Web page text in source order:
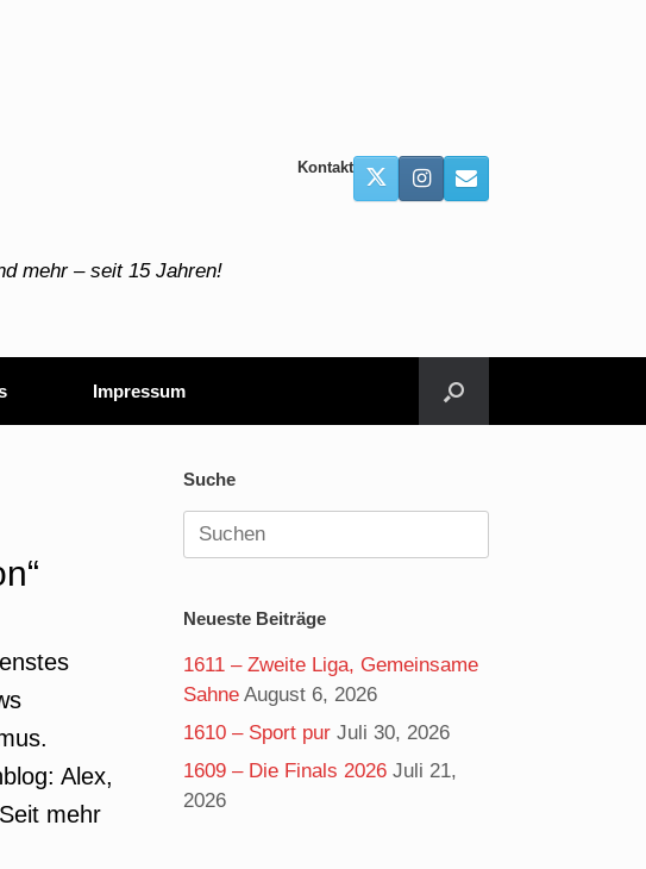
mehr – seit 15 Jahren!
Kontakt
Impressum
Alex,
mehr
Suche
Suchen
nach:
Neueste Beiträge
1611 – Zweite Liga, Gemeinsame
Sahne August 6, 2026
1610 – Sport pur Juli 30, 2026
1609 – Die Finals 2026 Juli 21,
2026